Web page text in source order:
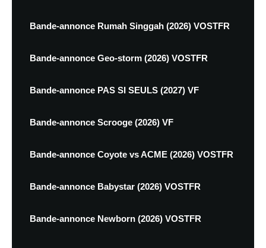
Bande-annonce Rumah Singgah (2026) VOSTFR
Bande-annonce Geo-storm (2026) VOSTFR
Bande-annonce PAS SI SEULS (2027) VF
Bande-annonce Scrooge (2026) VF
Bande-annonce Coyote vs ACME (2026) VOSTFR
Bande-annonce Babystar (2026) VOSTFR
Bande-annonce Newborn (2026) VOSTFR